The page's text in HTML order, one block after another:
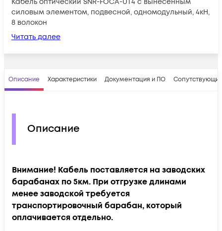
силовым элементом, подвесной, одномодульный, 4кН,
8 волокон
Читать далее
Описание Характеристики Документация и ПО
Описание
Внимание! Кабель поставляется на заводских
барабанах по 5км. При отгрузке длинами
менее заводской требуется
транспортировочный барабан, который
оплачивается отдельно.